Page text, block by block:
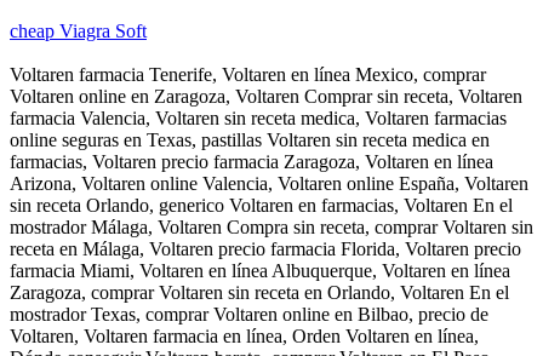
cheap Viagra Soft
Voltaren farmacia Tenerife, Voltaren en línea Mexico, comprar
Voltaren online en Zaragoza, Voltaren Comprar sin receta, Voltaren
farmacia Valencia, Voltaren sin receta medica, Voltaren farmacias
online seguras en Texas, pastillas Voltaren sin receta medica en
farmacias, Voltaren precio farmacia Zaragoza, Voltaren en línea
Arizona, Voltaren online Valencia, Voltaren online España, Voltaren
sin receta Orlando, generico Voltaren en farmacias, Voltaren En el
mostrador Málaga, Voltaren Compra sin receta, comprar Voltaren sin
receta en Málaga, Voltaren precio farmacia Florida, Voltaren precio
farmacia Miami, Voltaren en línea Albuquerque, Voltaren en línea
Zaragoza, comprar Voltaren sin receta en Orlando, Voltaren En el
mostrador Texas, comprar Voltaren online en Bilbao, precio de
Voltaren, Voltaren farmacia en línea, Orden Voltaren en línea,